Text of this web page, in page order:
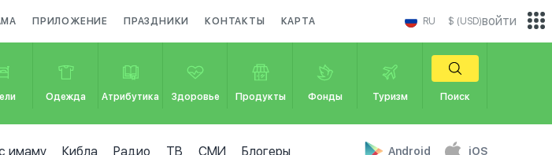
ПРИЛОЖЕНИЕ ПРАЗДНИКИ КОНТАКТЫ КАРТА RU $ (USD)
Одежда Атрибутика Здоровье Продукты Фонды Туризм Поиск
имаму Кибла Радио ТВ СМИ Блогеры Android iOS
войти